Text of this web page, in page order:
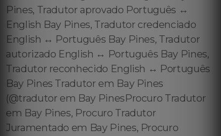
Pines, Tradutor aprovado Português ↔️
English Bay Pines, Tradutor credenciado
English ↔️ Português Bay Pines, Tradutor
autorizado English ↔️ Português Bay Pines,
Tradutor reconhecido English ↔️ Português
Bay Pines Tradutor em Bay Pines
(@tradutor em Bay PinesProcuro Tradutor
em Bay Pines, Procuro Tradutor
Juramentado em Bay Pines, Procuro